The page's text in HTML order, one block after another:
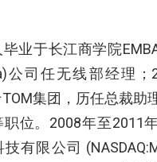
业于长江商学院
公司任无线部经理；
集团，历任总裁助
位。2008年至2011
有限公司